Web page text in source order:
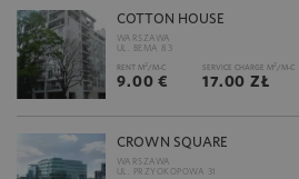
COTTON HOUSE
WARSZAWA
UL. BEMA 83
RENT M2 /M-C
9.00 €
SERVICE CHARGE M2 /M-C
17.00 ZŁ
CROWN SQUARE
WARSZAWA
UL. PRZYOKOPOWA 31